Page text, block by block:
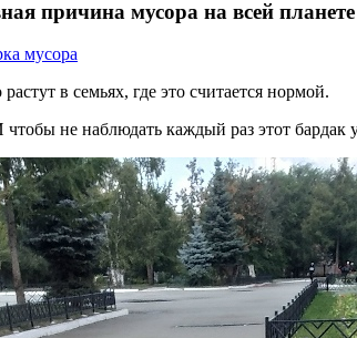
причина мусора на всей
мусора
в семьях, где это считается нормой.
не наблюдать каждый раз этот